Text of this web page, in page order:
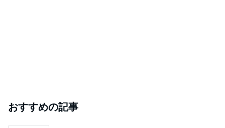
おすすめの記事